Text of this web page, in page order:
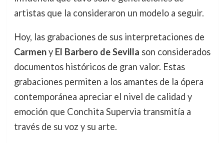
artistas que la consideraron un modelo a seguir.
Hoy, las grabaciones de sus interpretaciones de
Carmeny El Barbero de Sevilla son considerados
documentos históricos de gran valor. Estas
grabaciones permiten a los amantes de la ópera
contemporánea apreciar el nivel de calidad y
emoción que Conchita Supervia transmitía a
través de su voz y su arte.